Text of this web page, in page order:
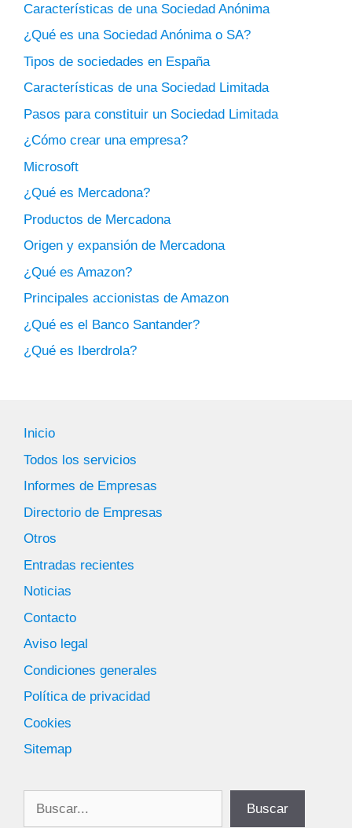
Características de una Sociedad Anónima
¿Qué es una Sociedad Anónima o SA?
Tipos de sociedades en España
Características de una Sociedad Limitada
Pasos para constituir un Sociedad Limitada
¿Cómo crear una empresa?
Microsoft
¿Qué es Mercadona?
Productos de Mercadona
Origen y expansión de Mercadona
¿Qué es Amazon?
Principales accionistas de Amazon
¿Qué es el Banco Santander?
¿Qué es Iberdrola?
Inicio
Todos los servicios
Informes de Empresas
Directorio de Empresas
Otros
Entradas recientes
Noticias
Contacto
Aviso legal
Condiciones generales
Política de privacidad
Cookies
Sitemap
Buscar